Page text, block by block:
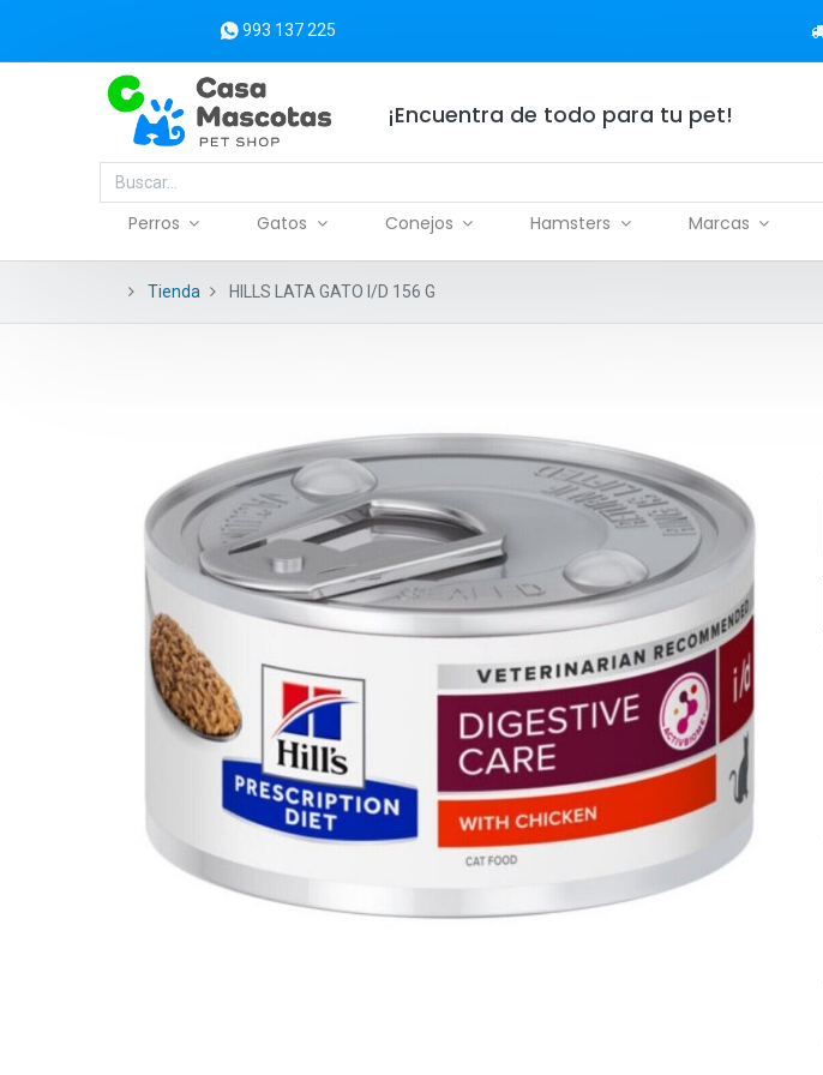
993 137 225
¡Encuentra de todo para tu pet!
Perros Gatos Conejos Hamsters Marcas
Tienda HILLS LATA GATO I/D 156 G